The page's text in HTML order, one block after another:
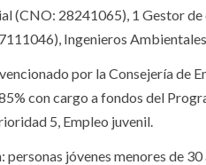
(CNO: 28241065), 1 Gestor
Ingenieros
por la Consejería de
con cargo a fondos del
5, Empleo juvenil.
personas jóvenes menores de